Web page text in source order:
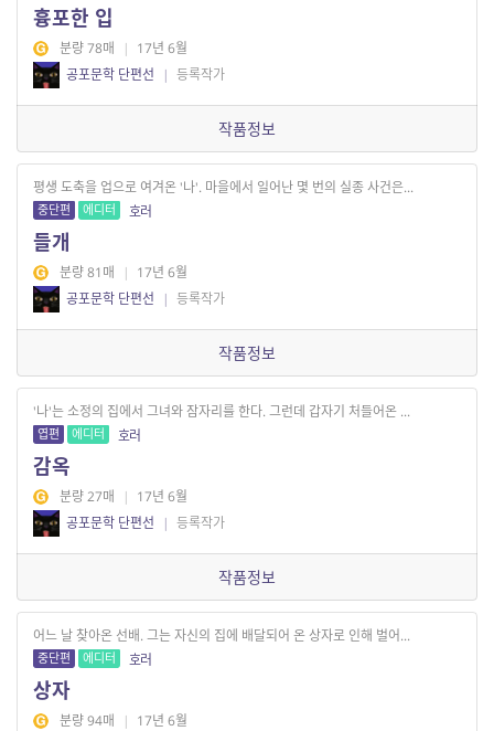
흉포한 입
분량 78매 | 17년 6월
공포문학 단편선
| 등록작가
작품정보
평생 도축을 업으로 여겨온 '나'. 마을에서 일어난 몇 번의 실종 사건은...
중단편 에디터 호러
들개
분량 81매 | 17년 6월
공포문학 단편선
| 등록작가
작품정보
'나'는 소정의 집에서 그녀와 잠자리를 한다. 그런데 갑자기 처들어온 ...
엽편 에디터 호러
감옥
분량 27매 | 17년 6월
공포문학 단편선
| 등록작가
작품정보
어느 날 찾아온 선배. 그는 자신의 집에 배달되어 온 상자로 인해 벌어...
중단편 에디터 호러
상자
분량 94매 | 17년 6월